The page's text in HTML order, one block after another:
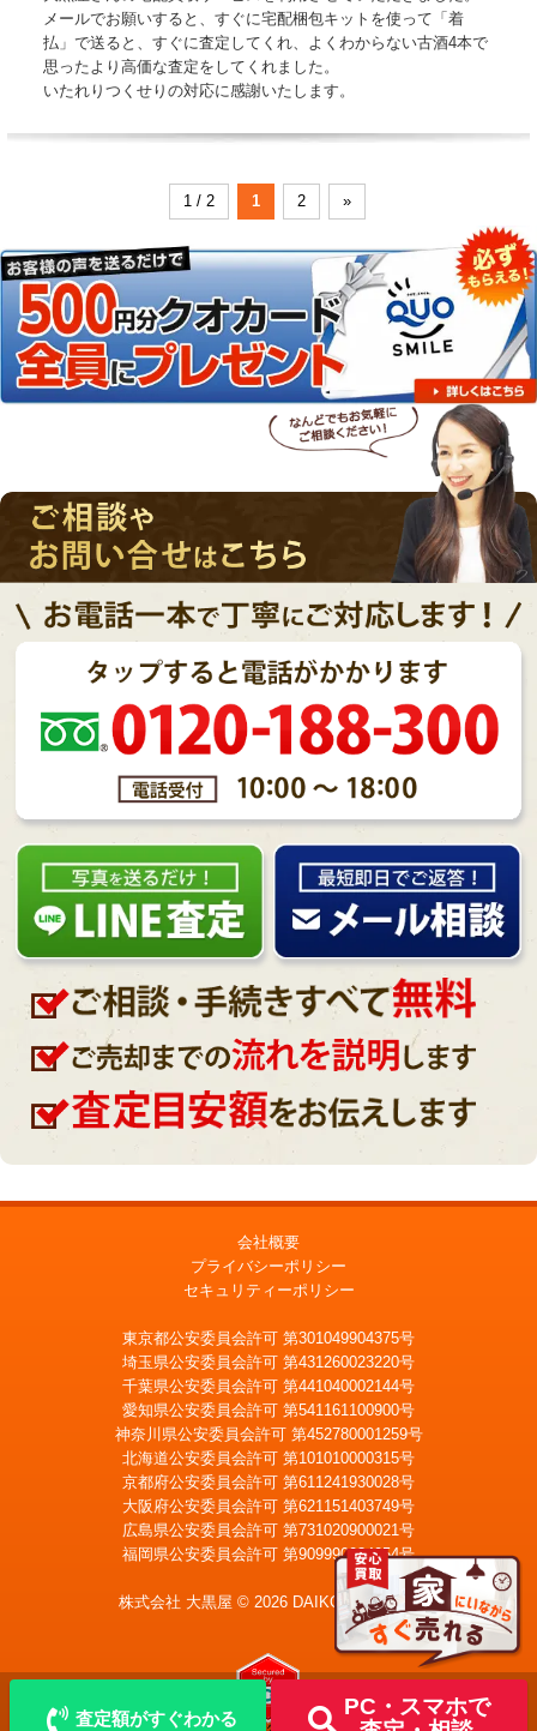
メールでお願いすると、すぐに宅配梱包キットを使って「着
払」で送ると、すぐに査定してくれ、よくわからない古酒4本で
思ったより高価な査定をしてくれました。
いたれりつくせりの対応に感謝いたします。
1 / 2 1 2 »
査定額がすぐわかる
PC・スマホで
LINE査定 メール査定
宅配買取を申込む
会社概要
プライバシーポリシー
セキュリティーポリシー
東京都公安委員会許可 第301049904375号
埼玉県公安委員会許可 第431260023220号
千葉県公安委員会許可 第441040002144号
愛知県公安委員会許可 第541161100900号
神奈川県公安委員会許可 第452780001259号
北海道公安委員会許可 第101010000315号
京都府公安委員会許可 第611241930028号
大阪府公安委員会許可 第621151403749号
広島県公安委員会許可 第731020900021号
福岡県公安委員会許可 第909990034054号
株式会社 大黒屋 © 2026 DAIKOKUYA, Inc.